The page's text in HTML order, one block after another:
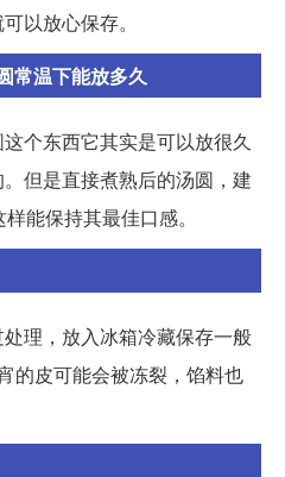
以放心保存。
常温下能放多久
个东西它其实是可以放很久
但是直接煮熟后的汤圆，建
能保持其最佳口感。
理，放入冰箱冷藏保存一般
的皮可能会被冻裂，馅料也